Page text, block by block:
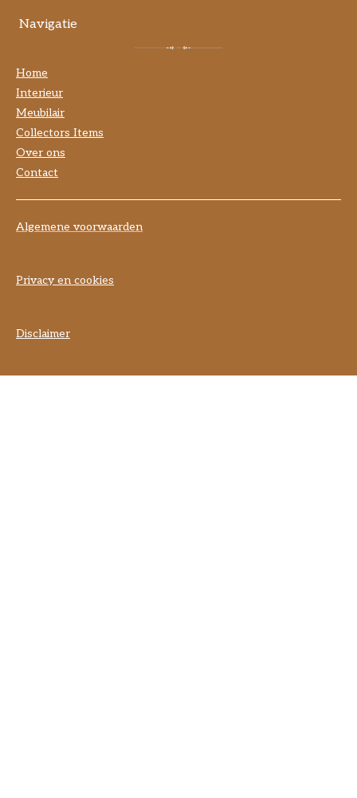
Navigatie
Home
Interieur
Meubilair
Collectors Items
Over ons
Contact
Algemene voorwaarden
Privacy en cookies
Disclaimer